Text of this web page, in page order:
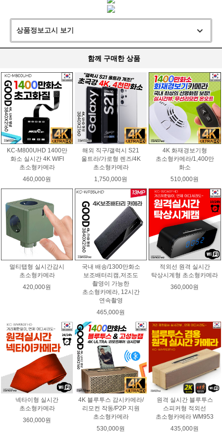
상품정보고시 보기
함께 구매한 상품
KC-M800UHD 1400만
화소 실시간 4K WIFI
초소형카메라
460,000원
해외 직구/갤럭시 S21
울트라/가로형 렌즈/4K
초소형카메라
1,750,000원
4K 화재경보기형
초소형카메라/1,400만
화소
510,000원
멀티탭형 실시간감시
초소형카메라
420,000원
국내 배송/1300만화소
보조배터리캠,저조도
촬영이 가능한
초소형카메라, 12시간
연속촬영
465,000원
적외선 원격 실시간
탁상시계형 초소형카메라
360,000원
넥타이형 실시간
초소형카메라
360,000원
4K 블루투스 감시카메라/
리모컨 작동/P2P 지원
초소형카메라
530,000원
원격 실시간 블루투스
스피커형 적외선
초소형카메라 WM953
435,000원